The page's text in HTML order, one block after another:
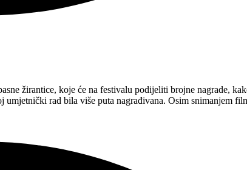
žirantice, koje će na festivalu podijeliti brojne nagrade,
rad bila više puta nagrađivana. Osim snimanjem